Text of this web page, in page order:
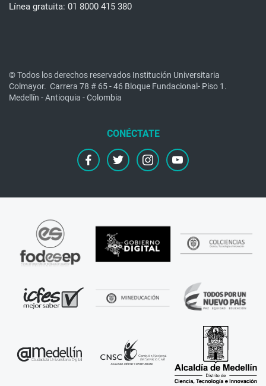
Línea gratuita: 01 8000 415 380
© Todos los derechos reservados Institución Universitaria
Colmayor. Carrera 78 # 65 - 46 Bloque Fundacional- Piso 1.
Medellín - Antioquia - Colombia
facebooktwitter instagramyoutube